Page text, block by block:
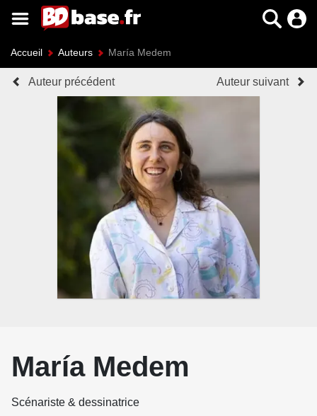
Accueil Auteurs María Medem
Auteur précédent Auteur suivant
María Medem
Scénariste & dessinatrice